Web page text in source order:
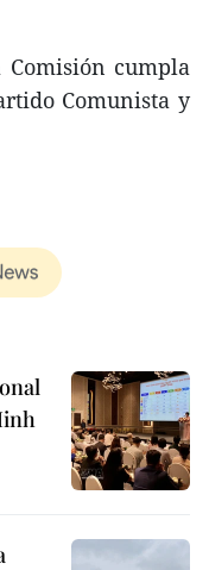
cumpla
Comunista y